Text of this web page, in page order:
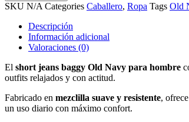
SKU N/A Categories Caballero, Ropa Tags Old
Descripción
Información adicional
Valoraciones (0)
El short jeans baggy Old Navy para hombre
outfits relajados y con actitud.
Fabricado en mezclilla suave y resistente,
un uso diario con máximo confort.